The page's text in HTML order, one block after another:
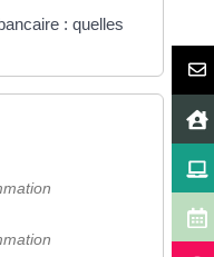
: quelles